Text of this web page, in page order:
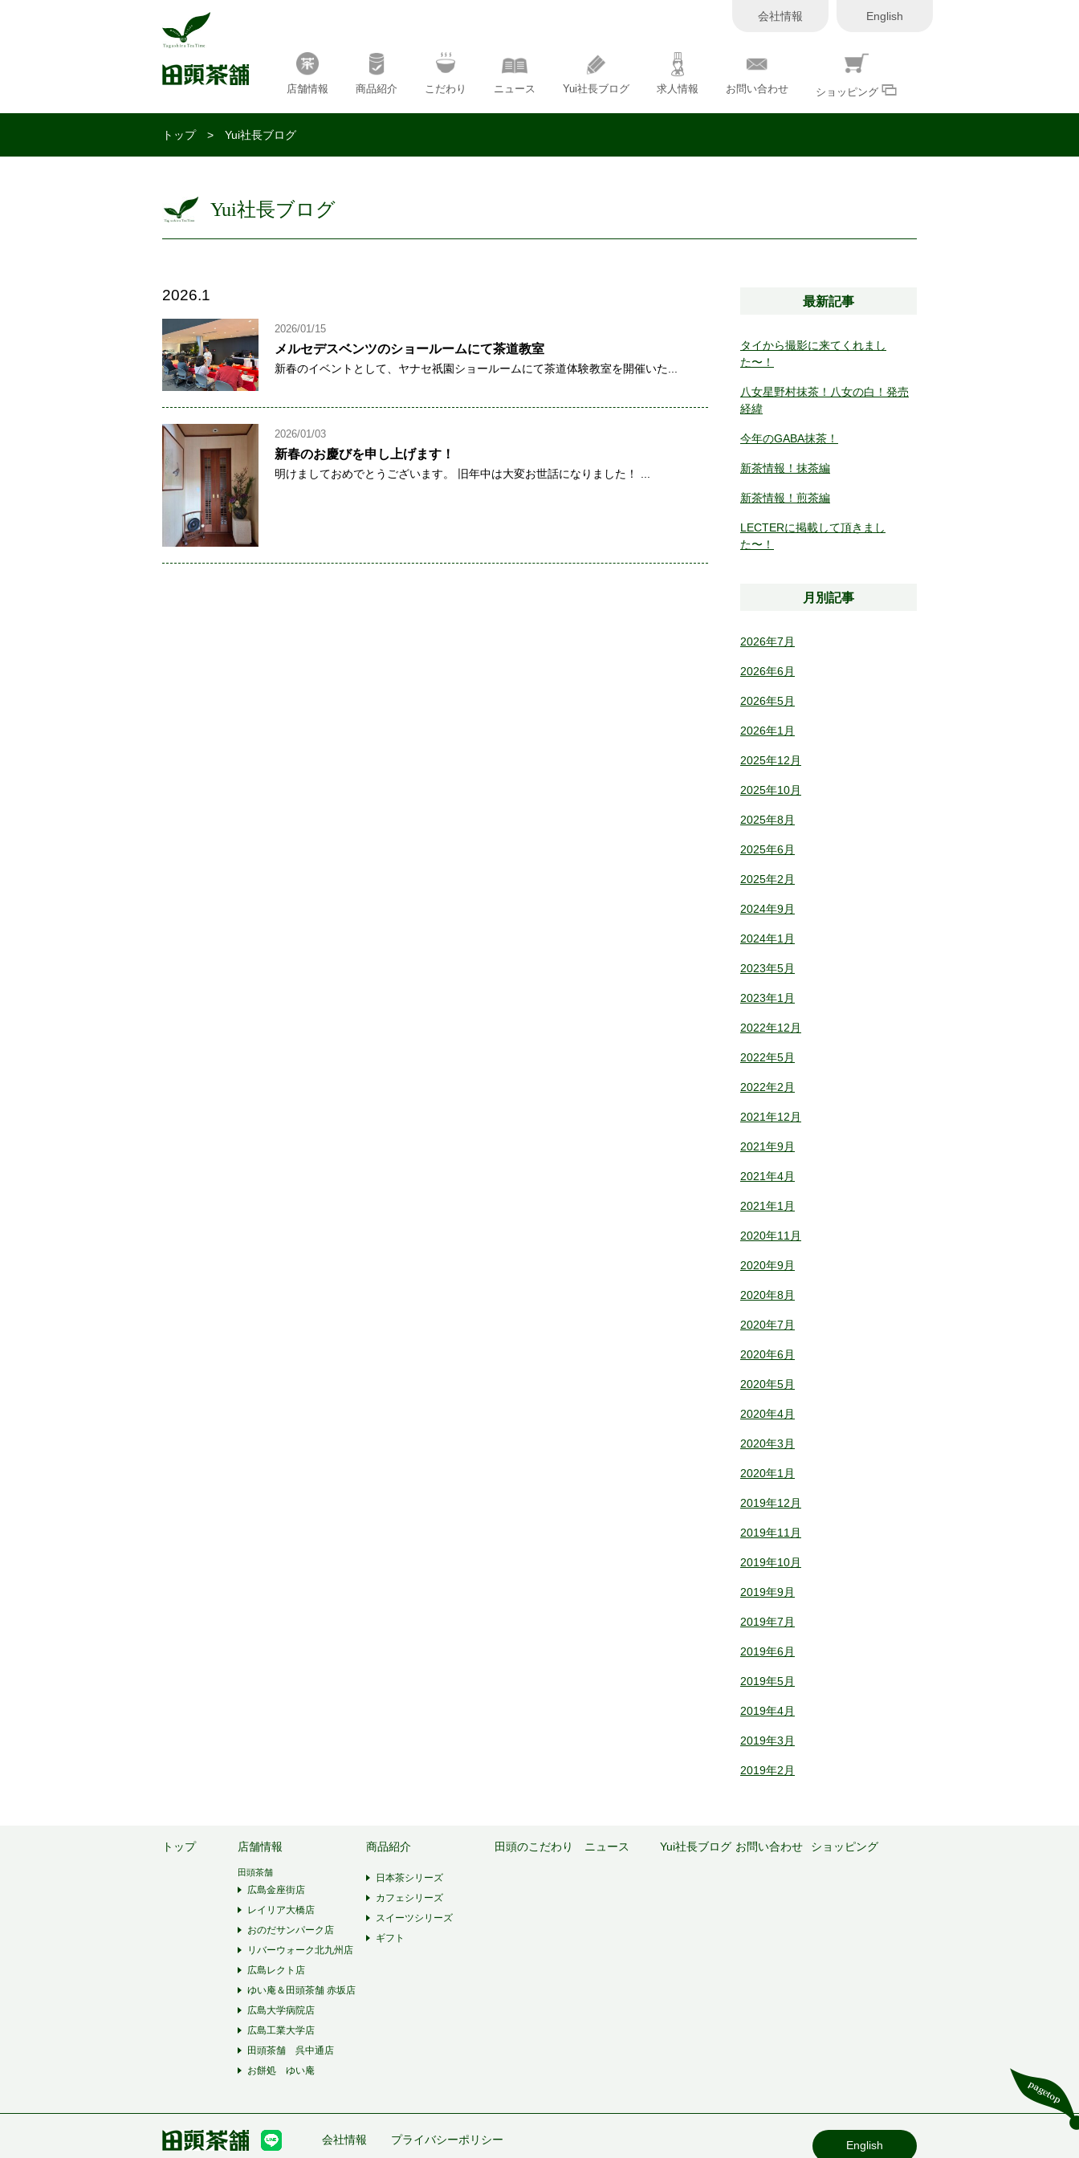
会社情報 English
店舗情報 商品紹介 こだわり ニュース Yui社長ブログ 求人情報 お問い合わせ ショッピング
トップ> Yui社長ブログ
Yui社長ブログ
2026.1
2026/01/15
メルセデスベンツのショールームにて茶道教室
新春のイベントとして、ヤナセ祇園ショールームにて茶道体験教室を開催いた...
2026/01/03
新春のお慶びを申し上げます！
明けましておめでとうございます。 旧年中は大変お世話になりました！ ...
最新記事
タイから撮影に来てくれまし
た〜！
八女星野村抹茶！八女の白！発売
経緯
今年のGABA抹茶！
新茶情報！抹茶編
新茶情報！煎茶編
LECTERに掲載して頂きまし
た〜！
月別記事
2026年7月
2026年6月
2026年5月
2026年1月
2025年12月
2025年10月
2025年8月
2025年6月
2025年2月
2024年9月
2024年1月
2023年5月
2023年1月
2022年12月
2022年5月
2022年2月
2021年12月
2021年9月
2021年4月
2021年1月
2020年11月
2020年9月
2020年8月
2020年7月
2020年6月
2020年5月
2020年4月
2020年3月
2020年1月
2019年12月
2019年11月
2019年10月
2019年9月
2019年7月
2019年6月
2019年5月
2019年4月
2019年3月
2019年2月
トップ 店舗情報
田頭茶舗
広島金座街店
レイリア大橋店
おのだサンパーク店
リバーウォーク北九州店
広島レクト店
ゆい庵＆田頭茶舗 赤坂店
広島大学病院店
広島工業大学店
田頭茶舗 呉中通店
お餅処 ゆい庵
商品紹介
日本茶シリーズ
カフェシリーズ
スイーツシリーズ
ギフト
田頭のこだわり ニュース Yui社長ブログ お問い合わせ ショッピング
会社情報 プライバシーポリシー English